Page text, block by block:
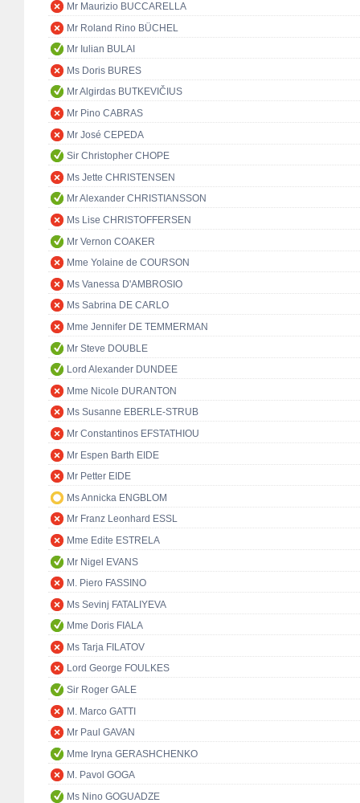
Mr Maurizio BUCCARELLA
Mr Roland Rino BÜCHEL
Mr Iulian BULAI
Ms Doris BURES
Mr Algirdas BUTKEVIČIUS
Mr Pino CABRAS
Mr José CEPEDA
Sir Christopher CHOPE
Ms Jette CHRISTENSEN
Mr Alexander CHRISTIANSSON
Ms Lise CHRISTOFFERSEN
Mr Vernon COAKER
Mme Yolaine de COURSON
Ms Vanessa D'AMBROSIO
Ms Sabrina DE CARLO
Mme Jennifer DE TEMMERMAN
Mr Steve DOUBLE
Lord Alexander DUNDEE
Mme Nicole DURANTON
Ms Susanne EBERLE-STRUB
Mr Constantinos EFSTATHIOU
Mr Espen Barth EIDE
Mr Petter EIDE
Ms Annicka ENGBLOM
Mr Franz Leonhard ESSL
Mme Edite ESTRELA
Mr Nigel EVANS
M. Piero FASSINO
Ms Sevinj FATALIYEVA
Mme Doris FIALA
Ms Tarja FILATOV
Lord George FOULKES
Sir Roger GALE
M. Marco GATTI
Mr Paul GAVAN
Mme Iryna GERASHCHENKO
M. Pavol GOGA
Ms Nino GOGUADZE